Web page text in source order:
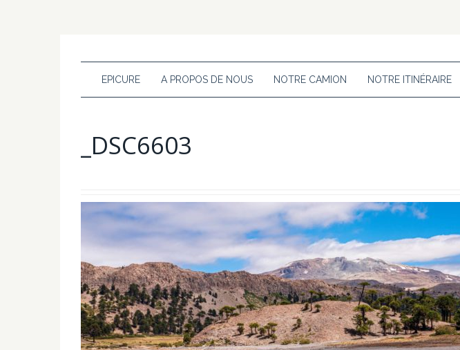
EPICURE A PROPOS DE NOUS NOTRE CAMION NOTRE ITINÉRAIRE
_DSC6603